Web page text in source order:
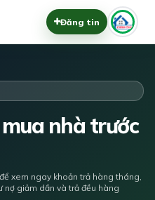
Đăng tin
nhà trước
xem ngay khoản trả hàng tháng,
nợ giảm dần và trả đều hàng